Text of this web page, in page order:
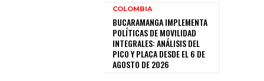
COLOMBIA
BUCARAMANGA IMPLEMENTA
POLÍTICAS DE MOVILIDAD
INTEGRALES: ANÁLISIS DEL
PICO Y PLACA DESDE EL 6 DE
AGOSTO DE 2026